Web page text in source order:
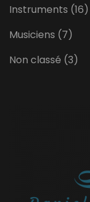
Instruments (16)
Musiciens (7)
Non classé (3)